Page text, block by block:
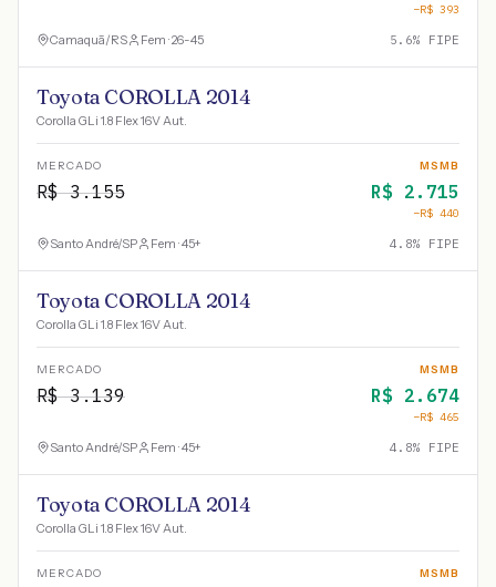
−R$ 393
Camaquã/RS Fem · 26-45 5.6% FIPE
Toyota COROLLA 2014
Corolla GLi 1.8 Flex 16V Aut.
MERCADO
R$3.155
MSMB
R$ 2.715
−R$ 440
Santo André/SP Fem · 45+ 4.8% FIPE
Toyota COROLLA 2014
Corolla GLi 1.8 Flex 16V Aut.
MERCADO
R$3.139
MSMB
R$ 2.674
−R$ 465
Santo André/SP Fem · 45+ 4.8% FIPE
Toyota COROLLA 2014
Corolla GLi 1.8 Flex 16V Aut.
MERCADO MSMB